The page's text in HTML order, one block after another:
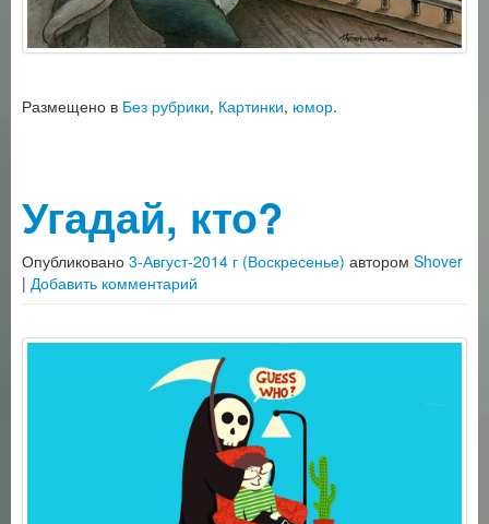
Размещено в Без рубрики, Картинки, юмор.
Угадай, кто?
Опубликовано 3-Август-2014 г (Воскресенье) автором Shover
| Добавить комментарий